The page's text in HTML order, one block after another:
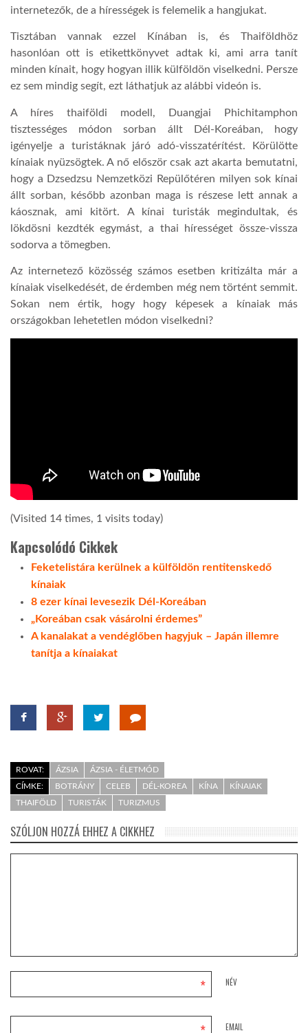
LINKTR.EE
GLOBOZSARU
DOBRAVERO.HU
LATIMO.HU
GLOBOBOOK
internetezők, de a hírességek is felemelik a hangjukat.
Tisztában vannak ezzel Kínában is, és Thaiföldhöz
hasonlóan ott is etikettkönyvet adtak ki, ami arra tanít
minden kínait, hogy hogyan illik külföldön viselkedni. Persze
ez sem mindig segít, ezt láthatjuk az alábbi videón is.
A híres thaiföldi modell, Duangjai Phichitamphon
tisztességes módon sorban állt Dél-Koreában, hogy
igényelje a turistáknak járó adó-visszatérítést. Körülötte
kínaiak nyüzsögtek. A nő először csak azt akarta bemutatni,
hogy a Dzsedzsu Nemzetközi Repülőtéren milyen sok kínai
állt sorban, később azonban maga is részese lett annak a
káosznak, ami kitört. A kínai turisták megindultak, és
lökdösni kezdték egymást, a thai hírességet össze-vissza
sodorva a tömegben.
Az internetező közösség számos esetben kritizálta már a
kínaiak viselkedését, de érdemben még nem történt semmit.
Sokan nem értik, hogy hogy képesek a kínaiak más
országokban lehetetlen módon viselkedni?
(Visited 14 times, 1 visits today)
Kapcsolódó Cikkek
Feketelistára kerülnek a külföldön rentitenskedő
kínaiak
8 ezer kínai levesezik Dél-Koreában
„Koreában csak vásárolni érdemes”
A kanalakat a vendéglőben hagyjuk – Japán illemre
tanítja a kínaiakat
ROVAT: ÁZSIA
ÁZSIA - ÉLETMÓD
CÍMKE:
BOTRÁNY CELEB DÉL-KOREA KÍNA
KÍNAIAK
THAIFÖLD
TURISTÁK TURIZMUS
SZÓLJON HOZZÁ EHHEZ A CIKKHEZ
NÉV
*
EMAIL